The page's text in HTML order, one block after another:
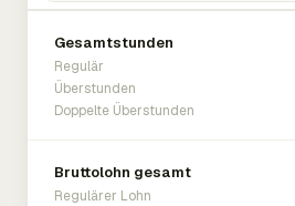
Gesamtstunden
Regulär
Überstunden
Doppelte Überstunden
Bruttolohn gesamt
Regulärer Lohn